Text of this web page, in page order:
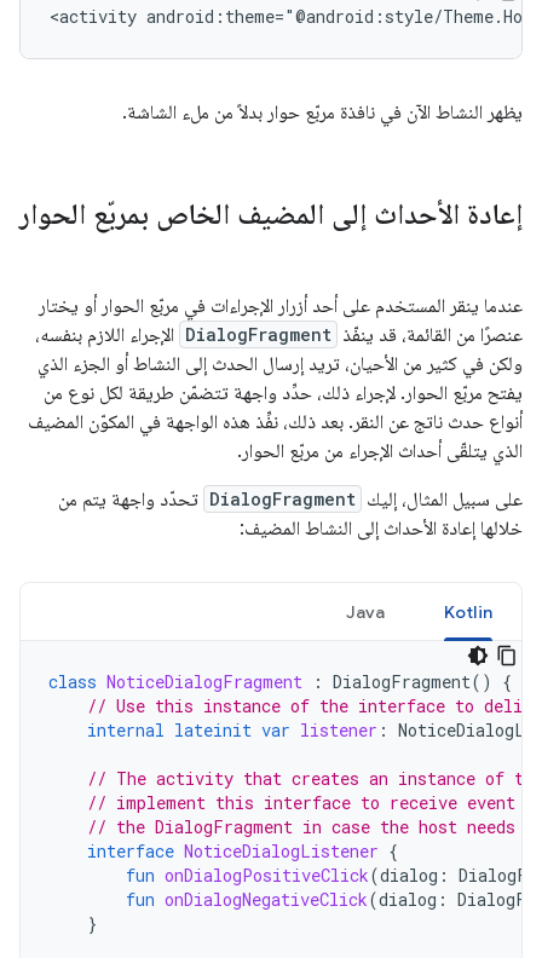
<activity android:theme="@android:style/
يظهر النشاط الآن في نافذة مربّع حوار بدلاً من ملء الشاشة.
إعادة الأحداث إلى المضيف الخاص بمربّع الحوار
عندما ينقر المستخدم على أحد أزرار الإجراءات في مربّع الحوار أو يختار
عنصرًا من القائمة، قد ينفّذ DialogFragment الإجراء اللازم بنفسه،
ولكن في كثير من الأحيان، تريد إرسال الحدث إلى النشاط أو الجزء الذي
يفتح مربّع الحوار. لإجراء ذلك، حدِّد واجهة تتضمّن طريقة لكل نوع من
أنواع حدث ناتج عن النقر. بعد ذلك، نفِّذ هذه الواجهة في المكوّن المضيف
الذي يتلقّى أحداث الإجراء من مربّع الحوار.
على سبيل المثال، إليك DialogFragment تحدّد واجهة يتم من
خلالها إعادة الأحداث إلى النشاط المضيف:
Kotlin
Java
class NoticeDialogFragment : DialogFragment()
{
// Use this instance of the interface to
internal lateinit var listener :
// The activity that creates an instance of
// implement this interface to receive event
// the DialogFragment in case the host needs
interface NoticeDialogListener {
fun onDialogPositiveClick(dialog :
fun onDialogNegativeClick(dialog :
}